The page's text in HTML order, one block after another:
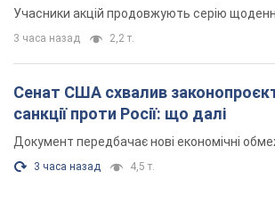
Учасники акцій продовжують серію
3 часа назад 2,2 т.
Сенат США схвалив
санкції проти Росії: що далі
Документ передбачає нові економічні
3 часа назад 4,5 т.